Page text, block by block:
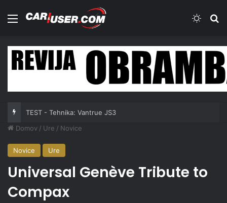
Meni
TEST - Tehnika: Vantrue JS3
Domov / Ure / Novice
Novice Ure
Universal Genève Tribute to
Compax